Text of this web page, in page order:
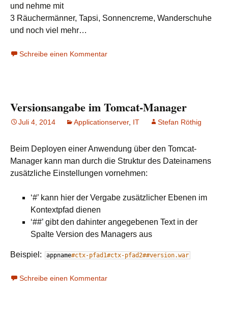
und nehme mit
3 Räuchermänner, Tapsi, Sonnencreme, Wanderschuhe
und noch viel mehr…
Schreibe einen Kommentar
Versionsangabe im Tomcat-Manager
Juli 4, 2014 Applicationserver, IT Stefan Röthig
Beim Deployen einer Anwendung über den Tomcat-
Manager kann man durch die Struktur des Dateinamens
zusätzliche Einstellungen vornehmen:
‘#’ kann hier der Vergabe zusätzlicher Ebenen im
Kontextpfad dienen
‘##’ gibt den dahinter angegebenen Text in der
Spalte Version des Managers aus
Beispiel: appname#ctx-pfad1#ctx-pfad2##version.war
Schreibe einen Kommentar